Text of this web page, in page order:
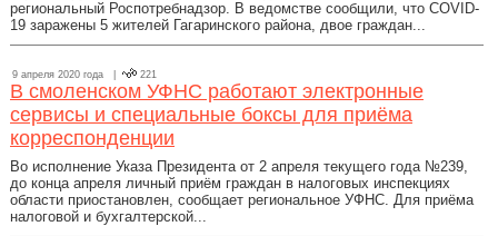
региональный Роспотребнадзор. В ведомстве сообщили, что COVID-
19 заражены 5 жителей Гагаринского района, двое граждан...
9 апреля 2020 года | 221
В смоленском УФНС работают электронные
сервисы и специальные боксы для приёма
корреспонденции
Во исполнение Указа Президента от 2 апреля текущего года №239,
до конца апреля личный приём граждан в налоговых инспекциях
области приостановлен, сообщает региональное УФНС. Для приёма
налоговой и бухгалтерской...